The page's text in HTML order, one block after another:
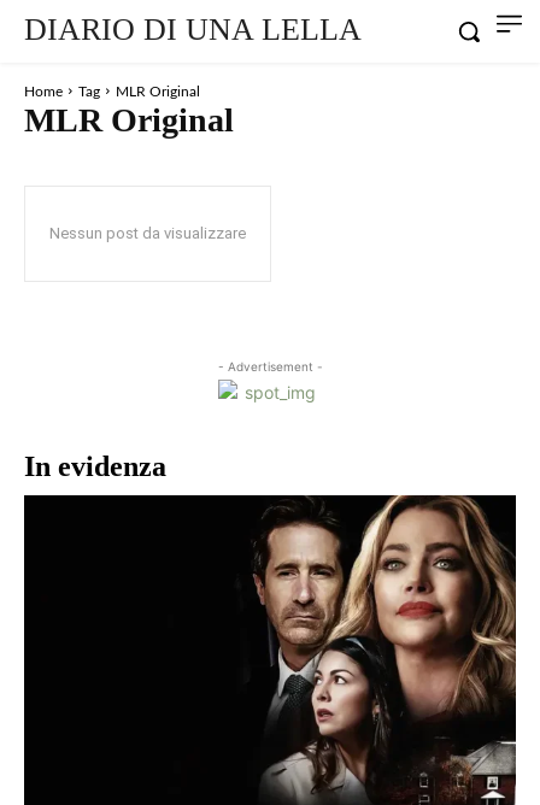
DIARIO DI UNA LELLA
Home Tag MLR Original
MLR Original
Nessun post da visualizzare
- Advertisement -
In evidenza